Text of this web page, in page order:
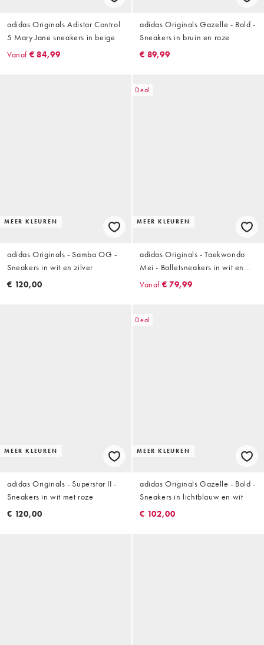
adidas Originals Adistar Control
5 Mary Jane sneakers in beige
Vanaf € 84,99
adidas Originals Gazelle - Bold -
Sneakers in bruin en roze
€ 89,99
MEER KLEUREN
adidas Originals - Samba OG -
Sneakers in wit en zilver
€ 120,00
Deal
MEER KLEUREN
adidas Originals - Taekwondo
Mei - Balletsneakers in wit en
rood met rubberen zool
Vanaf € 79,99
MEER KLEUREN
adidas Originals - Superstar II -
Sneakers in wit met roze
€ 120,00
Deal
MEER KLEUREN
adidas Originals Gazelle - Bold -
Sneakers in lichtblauw en wit
€ 102,00